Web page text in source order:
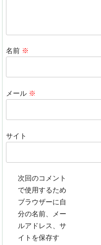
名前 ※
メール ※
サイト
次回のコメント
で使用するため
ブラウザーに自
分の名前、メー
ルアドレス、サ
イトを保存す